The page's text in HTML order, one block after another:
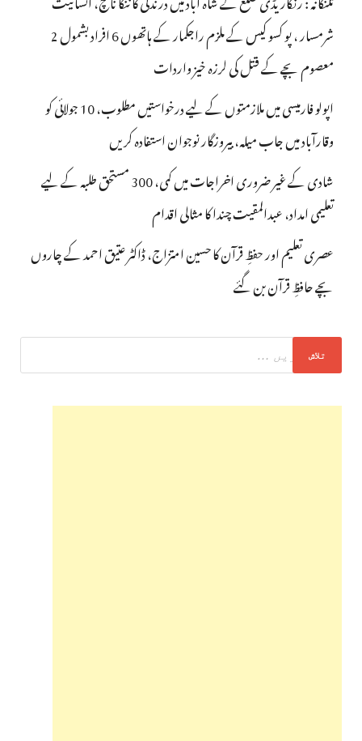
شرمسار ، پو کسو کیس کے ملزم راجکمار کے ہاتھوں 6 افراد بشمول 2
معصوم بچے کے قتل کی لرزہ خیز واردات
اپولو فارمیسی میں ملازمتوں کے لیے درخواستیں مطلوب، 10 جولائی کو
وقارآباد میں جاب میلہ، بیروزگار نوجوان استفادہ کریں
شادی کے غیر ضروری اخراجات میں کمی، 300 مستحق طلبہ کے لیے
تعلیمی امداد، عبدالمقیت چندا کا مثالی اقدام
عصری تعلیم اور حفظِ قرآن کا حسین امتزاج، ڈاکٹر عتیق احمد کے چاروں
بچے حافظِ قرآن بن گئے